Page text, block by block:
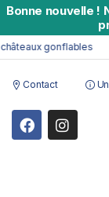
Bonne nouvelle !
gonflables
Contact